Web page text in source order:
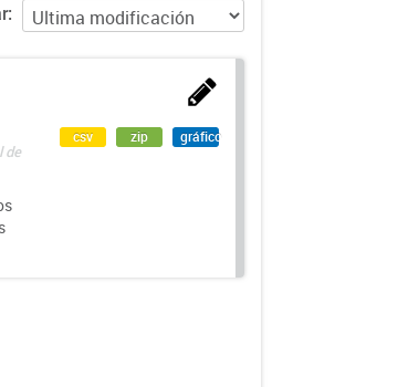
de
csv zip gráfico